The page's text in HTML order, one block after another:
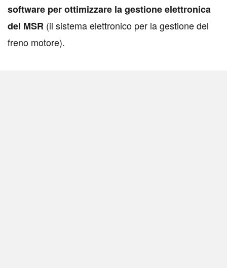
software per ottimizzare la gestione elettronica
del MSR (il sistema elettronico per la gestione del
freno motore).